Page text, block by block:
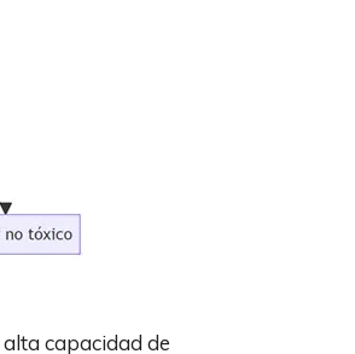
capacidad de